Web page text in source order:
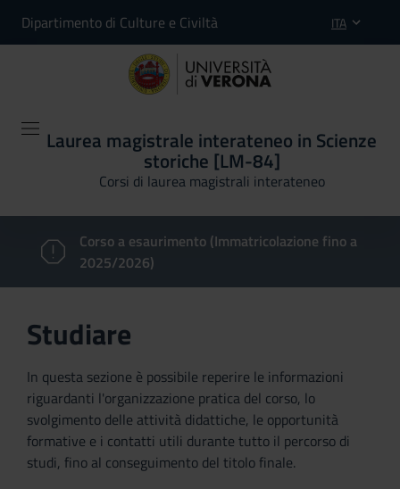
Dipartimento di Culture e Civiltà ITA
Laurea magistrale interateneo in Scienze
storiche [LM-84]
Corsi di laurea magistrali interateneo
Corso a esaurimento (Immatricolazione fino a
2025/2026)
Studiare
In questa sezione è possibile reperire le informazioni
riguardanti l'organizzazione pratica del corso, lo
svolgimento delle attività didattiche, le opportunità
formative e i contatti utili durante tutto il percorso di
studi, fino al conseguimento del titolo finale.